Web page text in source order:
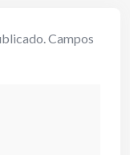
Campos